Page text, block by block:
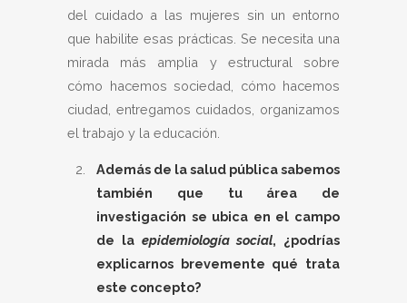
del cuidado a las mujeres sin un entorno
que habilite esas prácticas. Se necesita una
mirada más amplia y estructural sobre
cómo hacemos sociedad, cómo hacemos
ciudad, entregamos cuidados, organizamos
el trabajo y la educación.
Además de la salud pública sabemos
también que tu área de
investigación se ubica en el campo
de la epidemiología social, ¿podrías
explicarnos brevemente qué trata
este concepto?